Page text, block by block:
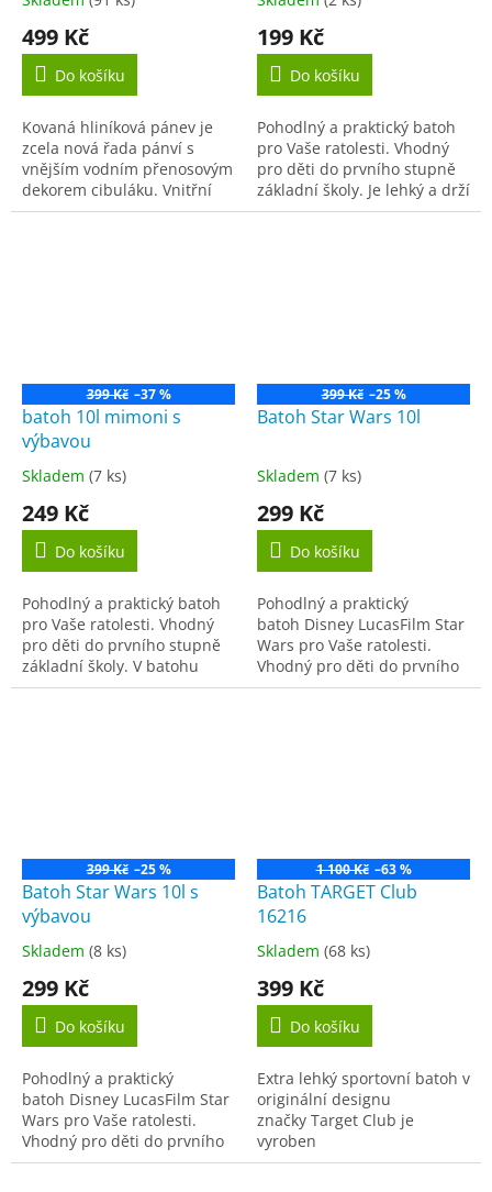
produktu
5,0
5
hvězdiček.
499 Kč
Do košíku
Kovaná hliníková pánev je
zcela nová řada pánví s
vnějším vodním přenosovým
dekorem cibuláku. Vnitřní
2vrstvý nepřilnavý povrch
produktu
4,5
5
hvězdiček.
199 Kč
Do košíku
Pohodlný a praktický batoh
pro Vaše ratolesti. Vhodný
pro děti do prvního stupně
základní školy. Je lehký a drží
rovná záda. Lehký a velmi
399 Kč –37 %
batoh 10l mimoni s
výbavou
Průměrné
produktu
4,5
5
hvězdiček.
Skladem (7 ks)
249 Kč
Do košíku
Pohodlný a praktický batoh
pro Vaše ratolesti. Vhodný
pro děti do prvního stupně
základní školy. V batohu
nalezne díte s motivy
399 Kč –25 %
Batoh Star Wars 10l
Průměrné
produktu
5,0
5
hvězdiček.
Skladem (7 ks)
299 Kč
Do košíku
Pohodlný a praktický
batoh Disney LucasFilm Star
Wars pro Vaše ratolesti.
Vhodný pro děti do prvního
stupně základní školy. Je
399 Kč –25 %
Batoh Star Wars 10l s
výbavou
Průměrné
hodnocení
produktu
5,0
5
hvězdiček.
Skladem (8 ks)
299 Kč
Do košíku
Pohodlný a praktický
batoh Disney LucasFilm Star
Wars pro Vaše ratolesti.
Vhodný pro děti do prvního
stupně základní školy. Je
1 100 Kč –63 %
Batoh TARGET Club
16216
Průměrné
hodnocení
produktu
4,3
5
hvězdiček.
Skladem (68 ks)
399 Kč
Do košíku
Extra lehký sportovní batoh v
originální designu
značky Target Club je
vyroben
z měkkého materiálu a